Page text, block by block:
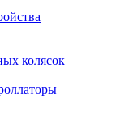
колясок